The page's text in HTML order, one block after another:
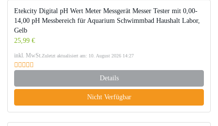
Etekcity Digital pH Wert Meter Messgerät Messer Tester mit 0,00-
14,00 pH Messbereich für Aquarium Schwimmbad Haushalt Labor,
Gelb
25,99 €
inkl. MwSt.Zuletzt aktualisiert am: 10. August 2026 14:27
Details
Nicht Verfügbar